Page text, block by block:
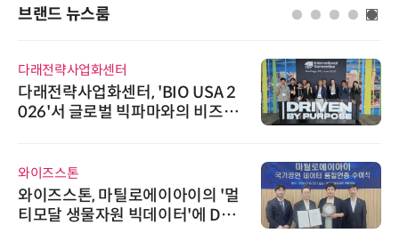
브랜드 뉴스룸
다래전략사업화센터
다래전략사업화센터, 'BIO USA 2
026'서 글로벌 빅파마와의 비즈니
와이즈스톤
와이즈스톤, 마틸로에이아이의 '멀
티모달 생물자원 빅데이터'에 DQ